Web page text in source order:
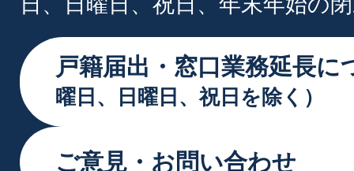
戸籍届出・窓口業務延長に
曜日、日曜日、祝日を除く）
ご意見・お問い合わせ